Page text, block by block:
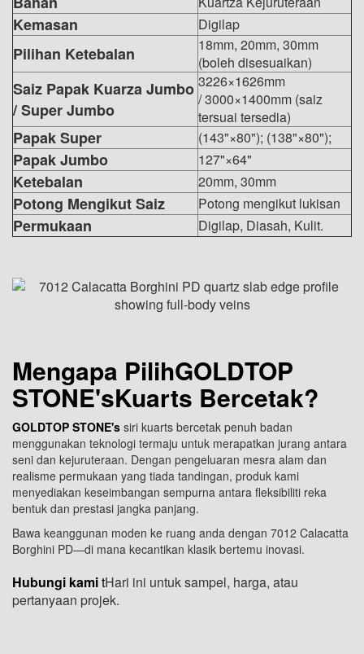
Kemasan Digilap
Pilihan Ketebalan
18mm, 20mm, 30mm
(boleh disesuaikan)
Saiz Papak Kuarza Jumbo
/ Super Jumbo
3226×1626mm
/ 3000×1400mm (saiz
tersuai tersedia)
Papak Super (143"×80"); (138"×80");
Papak Jumbo 127"×64"
Ketebalan 20mm, 30mm
Potong Mengikut Saiz Potong mengikut lukisan
Permukaan Digilap, Diasah, Kulit.
Mengapa PilihGOLDTOP
STONE'sKuarts Bercetak?
GOLDTOP STONE's siri kuarts bercetak penuh badan
menggunakan teknologi termaju untuk merapatkan jurang antara
seni dan kejuruteraan. Dengan pengeluaran mesra alam dan
realisme permukaan yang tiada tandingan, produk kami
menyediakan keseimbangan sempurna antara fleksibiliti reka
bentuk dan prestasi jangka panjang.
Bawa keanggunan moden ke ruang anda dengan 7012 Calacatta
Borghini PD—di mana kecantikan klasik bertemu inovasi.
Hubungi kamitHari ini untuk sampel, harga, atau
pertanyaan projek.